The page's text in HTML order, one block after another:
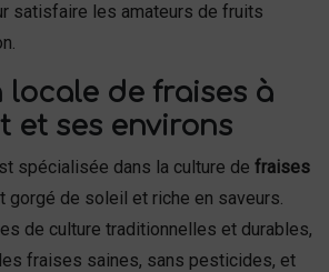
satisfaire les amateurs de fruits
locale de fraises à
et ses environs
spécialisée dans la culture de fraises
gorgé de soleil et riche en saveurs.
de culture traditionnelles et durables,
fraises saines, sans pesticides, et